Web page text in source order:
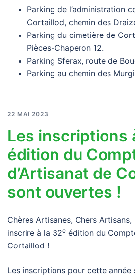
Parking de l’administration
Cortaillod, chemin des
Parking du cimetière de
Pièces-Chaperon 12.
Parking Sferax, route de
Parking au chemin des
22 MAI 2023
Les inscriptions
édition du
d’Artisanat de
sont ouvertes !
Chères Artisanes, Chers
inscrire à la 32e édition du
Cortaillod !
Les inscriptions pour cette année